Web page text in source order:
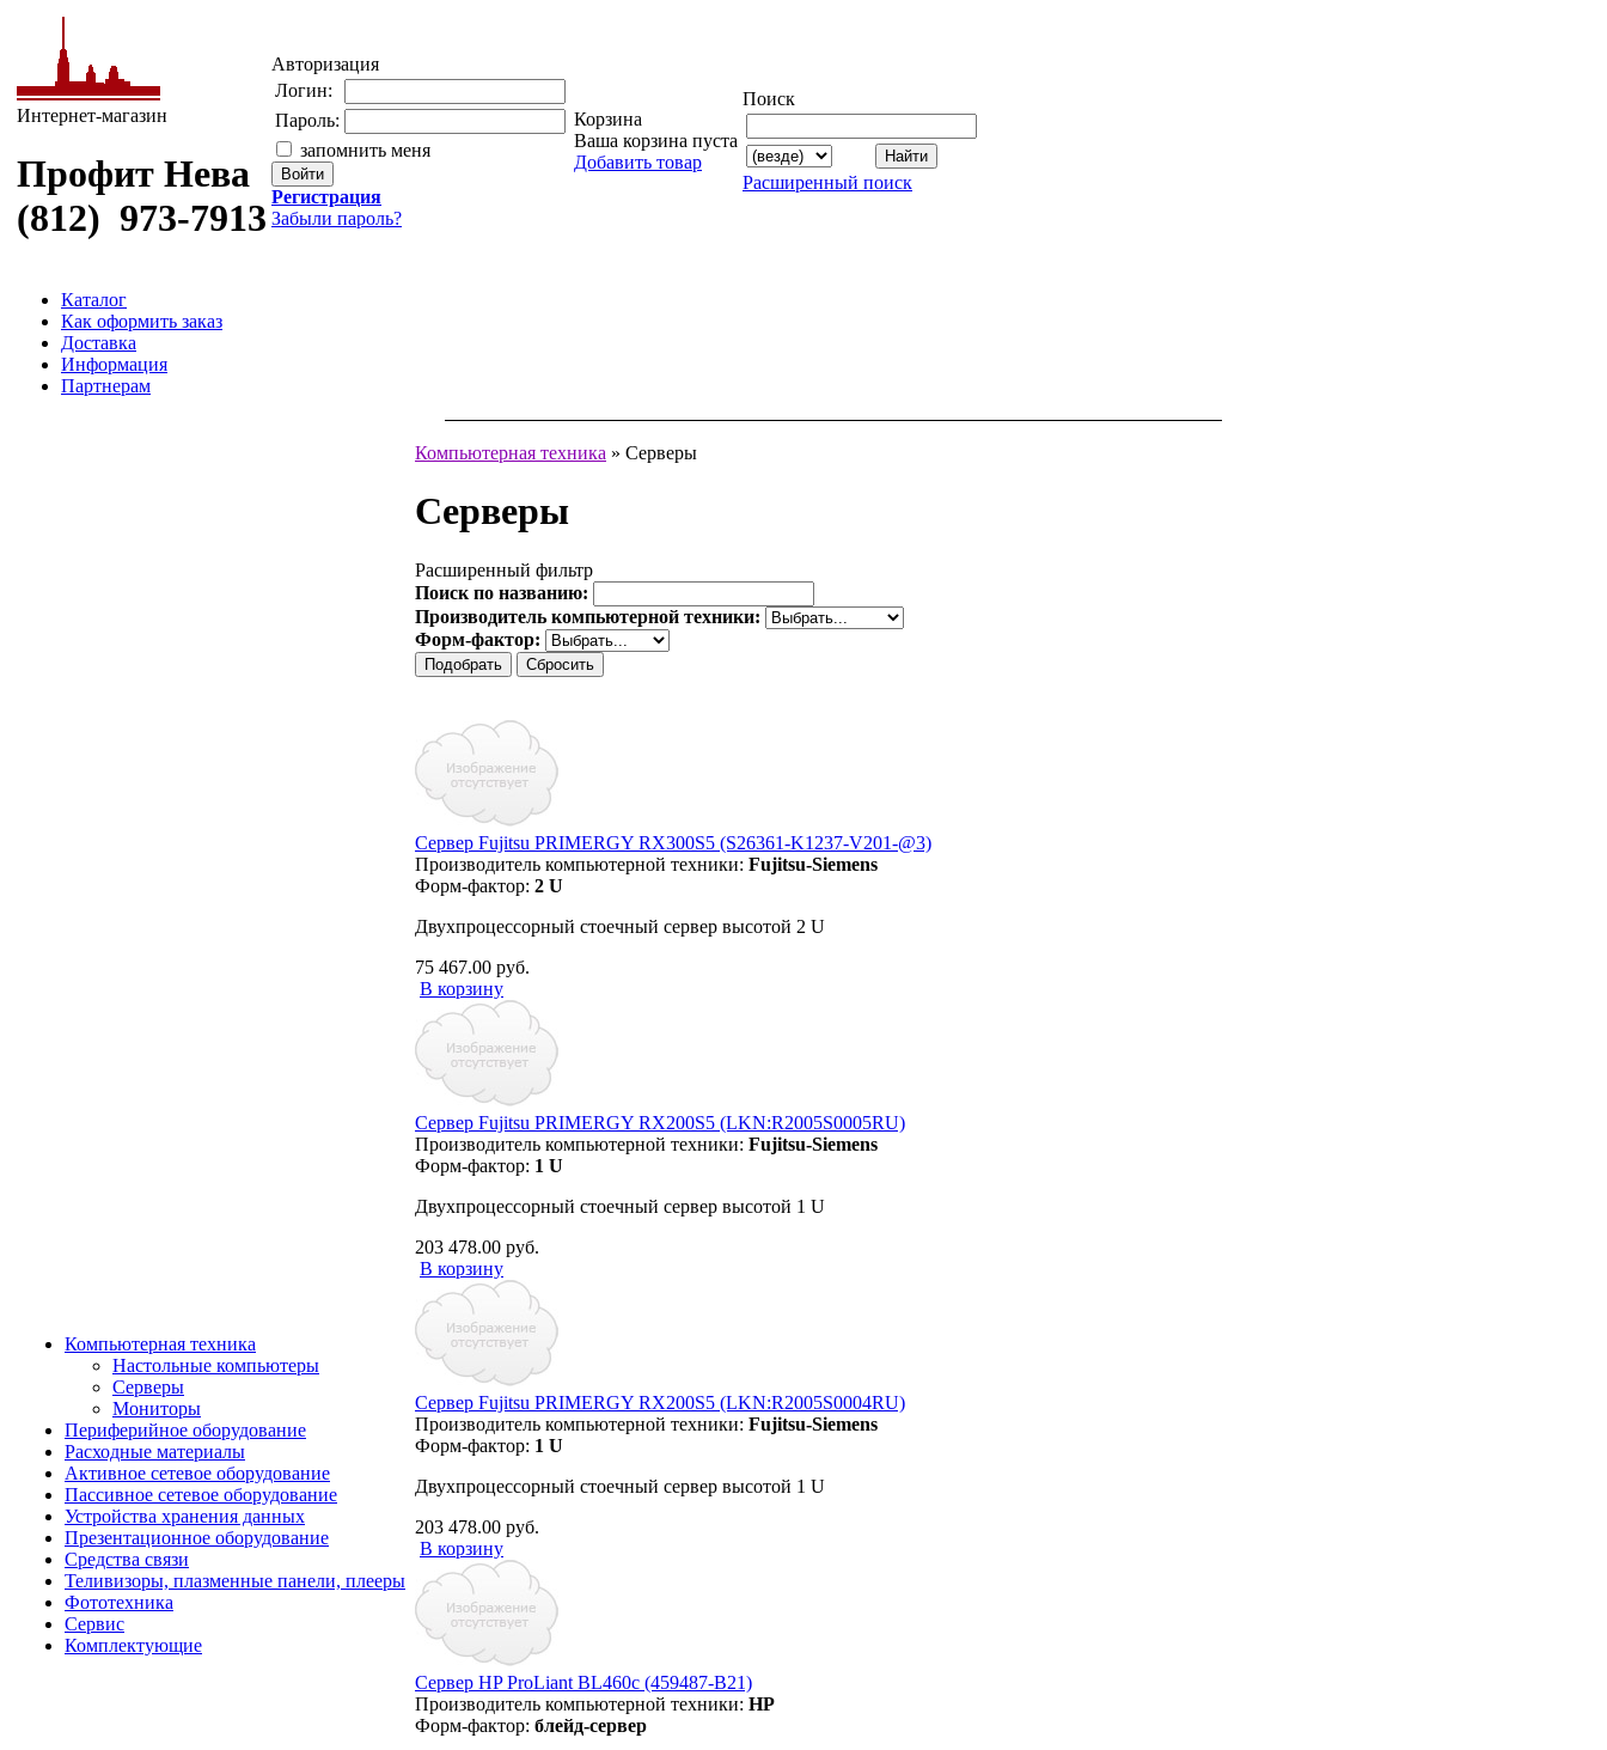
Интернет-магазин
Профит Нева
(812) 973-7913
Авторизация
Логин:
Пароль:
запомнить меня
Регистрация
Забыли пароль?
Корзина
Ваша корзина пуста
Добавить товар
Поиск
Расширенный поиск
Каталог
Как оформить заказ
Доставка
Информация
Партнерам
Компьютерная техника
Настольные компьютеры
Серверы
Мониторы
Периферийное оборудование
Расходные материалы
Активное сетевое оборудование
Пассивное сетевое оборудование
Устройства хранения данных
Презентационное оборудование
Средства связи
Теливизоры, плазменные панели, плееры
Фототехника
Сервис
Комплектующие
Компьютерная техника » Серверы
Серверы
Расширенный фильтр
Поиск по названию:
Производитель компьютерной техники:
Форм-фактор:
Сервер Fujitsu PRIMERGY RX300S5 (S26361-K1237-V201-@3)
Производитель компьютерной техники: Fujitsu-Siemens
Форм-фактор: 2 U
Двухпроцессорный стоечный сервер высотой 2 U
75 467.00 руб.
В корзину
Сервер Fujitsu PRIMERGY RX200S5 (LKN:R2005S0005RU)
Производитель компьютерной техники: Fujitsu-Siemens
Форм-фактор: 1 U
Двухпроцессорный стоечный сервер высотой 1 U
203 478.00 руб.
В корзину
Сервер Fujitsu PRIMERGY RX200S5 (LKN:R2005S0004RU)
Производитель компьютерной техники: Fujitsu-Siemens
Форм-фактор: 1 U
Двухпроцессорный стоечный сервер высотой 1 U
203 478.00 руб.
В корзину
Сервер HP ProLiant BL460c (459487-B21)
Производитель компьютерной техники: HP
Форм-фактор: блейд-сервер